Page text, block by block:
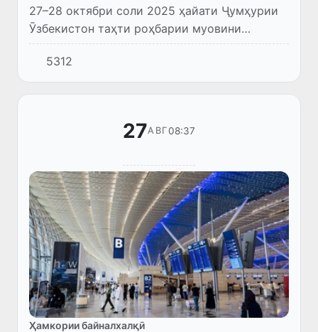
27–28 октябри соли 2025 ҳайати Ҷумҳурии
Ӯзбекистон таҳти роҳбарии муовини
Сарвазир Ҷамшид Хўҷаев бо сафари корӣ ба
Шоҳигарии Арабистони Саудӣ ташриф
овард. Ҳадафи сафар рушд бахшид...
5312
27АВГ08:37
Ҳамкории байналхалқӣ